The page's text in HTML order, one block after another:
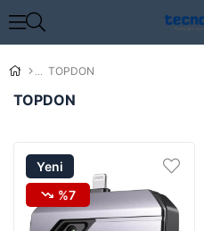
TOPDON
TOPDON
Yeni
Ürün%7